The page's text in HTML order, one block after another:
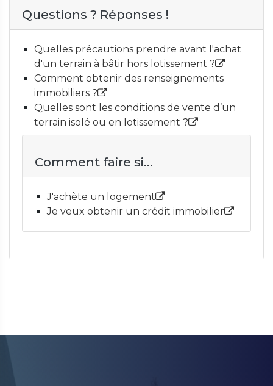
Questions ? Réponses !
Quelles précautions prendre avant l'achat
d'un terrain à bâtir hors lotissement ?
Comment obtenir des renseignements
immobiliers ?
Quelles sont les conditions de vente d’un
terrain isolé ou en lotissement ?
Comment faire si...
J'achète un logement
Je veux obtenir un crédit immobilier